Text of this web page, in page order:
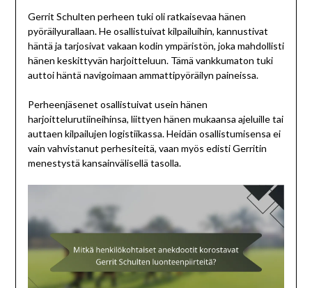
Gerrit Schulten perheen tuki oli ratkaisevaa hänen
pyöräilyurallaan. He osallistuivat kilpailuihin, kannustivat
häntä ja tarjosivat vakaan kodin ympäristön, joka mahdollisti
hänen keskittyvän harjoitteluun. Tämä vankkumaton tuki
auttoi häntä navigoimaan ammattipyöräilyn paineissa.
Perheenjäsenet osallistuivat usein hänen
harjoittelurutiineihinsa, liittyen hänen mukaansa ajeluille tai
auttaen kilpailujen logistiikassa. Heidän osallistumisensa ei
vain vahvistanut perhesiteitä, vaan myös edisti Gerritin
menestystä kansainvälisellä tasolla.